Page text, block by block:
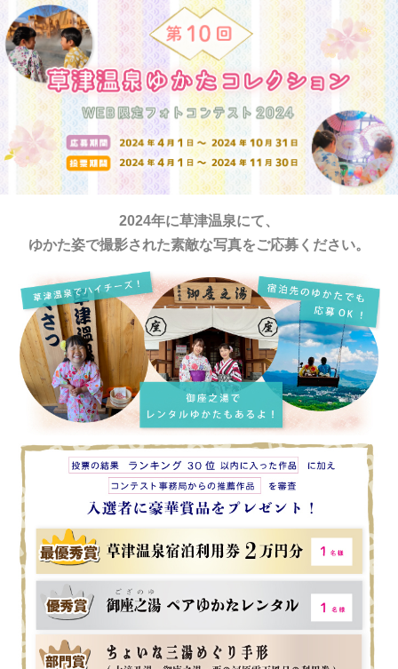
2024年に草津温泉にて、
ゆかた姿で撮影された素敵な写真をご応募ください。